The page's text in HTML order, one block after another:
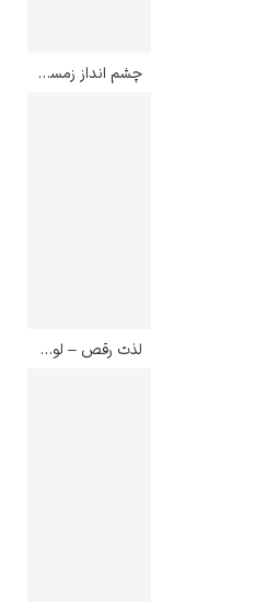
چشم انداز زمستانی با کلیسا – کاسپار داوید فریدریش
لذت رقص – لوئیجی کاوالیری